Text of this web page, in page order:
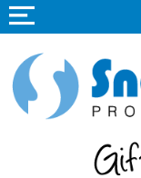
Home
Promotieartikelen